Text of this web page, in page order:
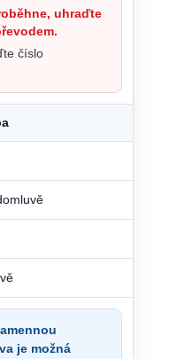
uhraďte
číslo
je možná